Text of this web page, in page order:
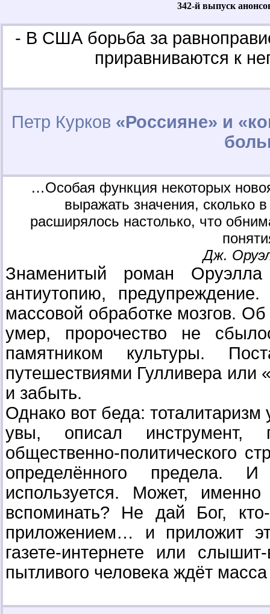
342-й выпуск
- В США борьба за
приравниваются к
Петр Курков «Россияне» и
…Особая функция некоторых
выражать значения, сколько
расширялось настолько, что
Дж.
Знаменитый роман
антиутопию,
массовой обработке мозгов.
умер, пророчество не
памятником культуры.
путешествиями Гулливера
и забыть.
Однако вот беда:
увы, описал инструмент,
общественно-политического
определённого предела.
используется. Может,
вспоминать? Не дай Бог,
приложением… и приложит
газете-интернете или
пытливого человека ждёт